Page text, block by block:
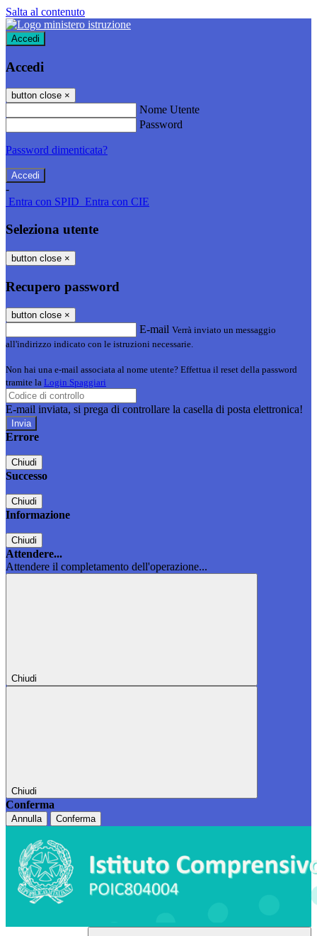
Salta al contenuto
Accedi
Accedi
button close ×
Nome Utente
Password
Password dimenticata?
-
Entra con SPID Entra con CIE
Seleziona utente
button close ×
Recupero password
button close ×
E-mail Verrà inviato un messaggio
all'indirizzo indicato con le istruzioni necessarie.
Non hai una e-mail associata al nome utente? Effettua il reset della password
tramite la Login Spaggiari
E-mail inviata, si prega di controllare la casella di posta elettronica!
Errore
Chiudi
Successo
Chiudi
Informazione
Chiudi
Attendere...
Attendere il completamento dell'operazione...
Chiudi
Chiudi
Conferma
Annulla Conferma